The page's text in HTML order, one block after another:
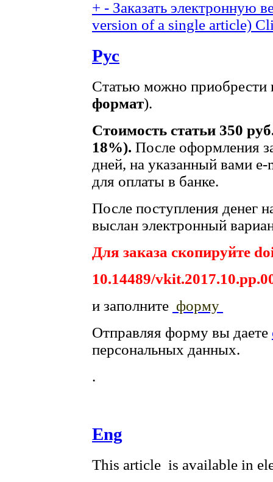
+ - Заказать электронную
version of a single article)
Рус
Статью можно приобрести
формат).
Стоимость статьи 350
18%). После оформления
дней, на указанный вами
для оплаты в банке.
После поступления денег
выслан электронный
Для заказа скопируйте
10.14489/
и заполните форму
Отправляя форму вы даете
персональных данных.
.
Eng
This article is available in